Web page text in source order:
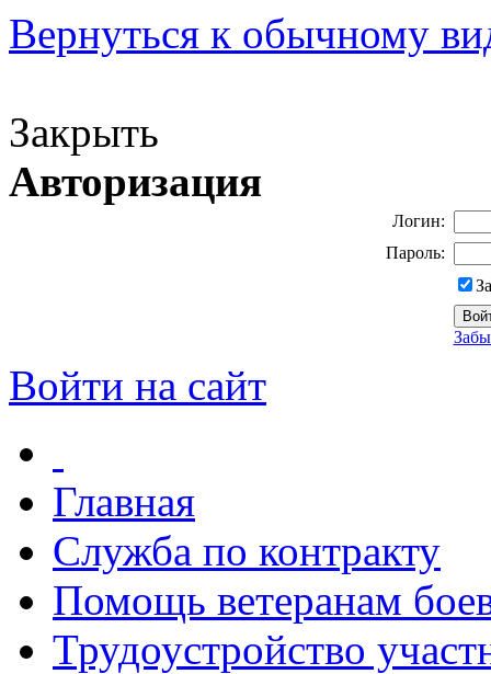
Вернуться к обычному
Закрыть
Авторизация
Логин:
Пароль:
Войти на сайт
Главная
Служба по контракту
Помощь ветеранам
Трудоустройство